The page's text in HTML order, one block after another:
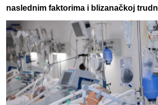
naslednim faktorima i blizanačkoj